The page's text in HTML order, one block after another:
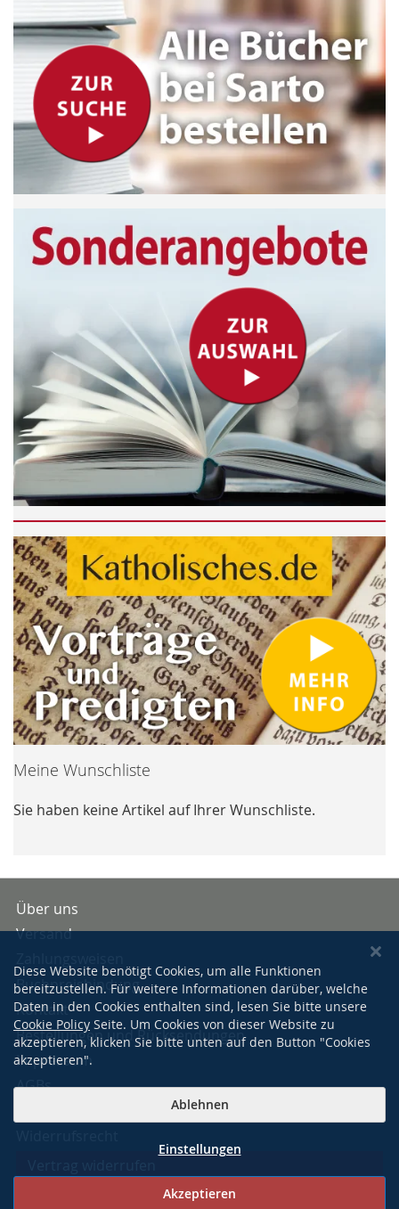
Meine Wunschliste
Sie haben keine Artikel auf Ihrer Wunschliste.
Über uns
Versand
Buchpreisbindung
Kontakt
Bestellungen und Rücksendungen
Impressum
AGBs
Diese Website benötigt Cookies, um alle Funktionen
bereitzustellen. Für weitere Informationen darüber, welche
Daten in den Cookies enthalten sind, lesen Sie bitte unsere
Cookie Policy Seite. Um Cookies von dieser Website zu
akzeptieren, klicken Sie bitte unten auf den Button "Cookies
akzeptieren".
Akzeptieren
Ablehnen
Einstellungen